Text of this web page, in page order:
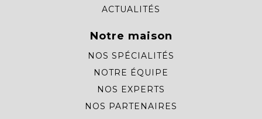
ACTUALITÉS
Notre maison
NOS SPÉCIALITÉS
NOTRE ÉQUIPE
NOS EXPERTS
NOS PARTENAIRES